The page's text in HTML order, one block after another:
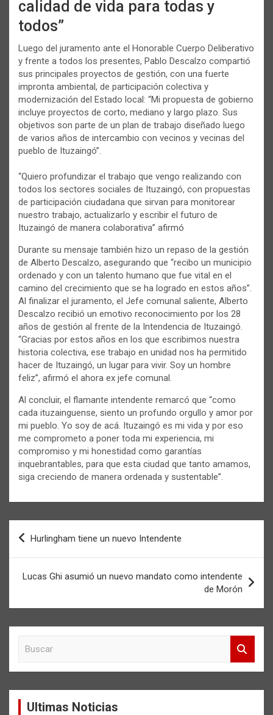
calidad de vida para todas y
todos”
Luego del juramento ante el Honorable Cuerpo Deliberativo
y frente a todos los presentes, Pablo Descalzo compartió
sus principales proyectos de gestión, con una fuerte
impronta ambiental, de participación colectiva y
modernización del Estado local: “Mi propuesta de gobierno
incluye proyectos de corto, mediano y largo plazo. Sus
objetivos son parte de un plan de trabajo diseñado luego
de varios años de intercambio con vecinos y vecinas del
pueblo de Ituzaingó”.
“Quiero profundizar el trabajo que vengo realizando con
todos los sectores sociales de Ituzaingó, con propuestas
de participación ciudadana que sirvan para monitorear
nuestro trabajo, actualizarlo y escribir el futuro de
Ituzaingó de manera colaborativa” afirmó
Durante su mensaje también hizo un repaso de la gestión
de Alberto Descalzo, asegurando que “recibo un municipio
ordenado y con un talento humano que fue vital en el
camino del crecimiento que se ha logrado en estos años”.
Al finalizar el juramento, el Jefe comunal saliente, Alberto
Descalzo recibió un emotivo reconocimiento por los 28
años de gestión al frente de la Intendencia de Ituzaingó.
“Gracias por estos años en los que escribimos nuestra
historia colectiva, ese trabajo en unidad nos ha permitido
hacer de Ituzaingó, un lugar para vivir. Soy un hombre
feliz”, afirmó el ahora ex jefe comunal.
Al concluir, el flamante intendente remarcó que “como
cada ituzainguense, siento un profundo orgullo y amor por
mi pueblo. Yo soy de acá. Ituzaingó es mi vida y por eso
me comprometo a poner toda mi experiencia, mi
compromiso y mi honestidad como garantías
inquebrantables, para que esta ciudad que tanto amamos,
siga creciendo de manera ordenada y sustentable”.
Navegación
Hurlingham tiene un nuevo Intendente
Lucas Ghi asumió un nuevo mandato como intendente
de Morón
a
Ultimas Noticias